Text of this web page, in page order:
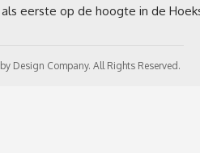
Design Company. All Rights Reserved.